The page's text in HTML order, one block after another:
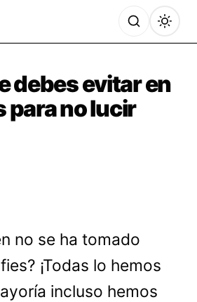
debes evitar en
para no lucir
no se ha tomado
¡Todas lo hemos
incluso hemos